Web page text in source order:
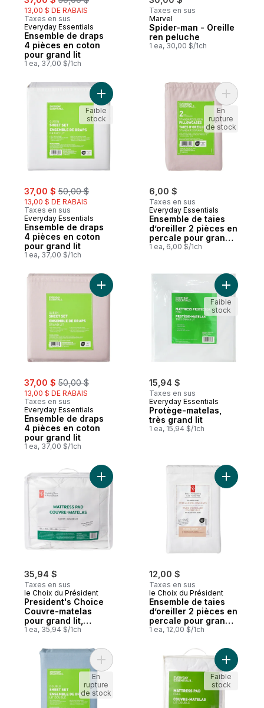
13,00 $ DE RABAIS
Taxes en sus
Everyday Essentials
Ensemble de draps
4 pièces en coton
pour grand lit
1 ea, 37,00 $/1ch
Taxes en sus
Marvel
Spider-man - Oreille
ren peluche
1 ea, 30,00 $/1ch
sale:
37,00 $ , formerly:
50,00 $
13,00 $ DE RABAIS
Taxes en sus
Everyday Essentials
Ensemble de draps
4 pièces en coton
pour grand lit
1 ea, 37,00 $/1ch
Ajouter Ensemble de draps 4 pièces en
Faible
stock
6,00 $
Taxes en sus
Everyday Essentials
Ensemble de taies
d’oreiller 2 pièces en
percale pour grand
lit
1 ea, 6,00 $/1ch
Ajouter
En
rupture
de stock
sale:
37,00 $ , formerly:
50,00 $
13,00 $ DE RABAIS
Taxes en sus
Everyday Essentials
Ensemble de draps
4 pièces en coton
pour grand lit
1 ea, 37,00 $/1ch
Ajouter Ensemble de draps 4 pièces en
15,94 $
Taxes en sus
Everyday Essentials
Protège-matelas,
très grand lit
1 ea, 15,94 $/1ch
Ajouter
Faible
stock
35,94 $
Taxes en sus
le Choix du Président
President's Choice
Couvre-matelas
pour grand lit,
housse 100 % coton,
1 ea, 35,94 $/1ch
Ajouter President's Choice Couvre-
12,00 $
Taxes en sus
le Choix du Président
Ensemble de taies
d’oreiller 2 pièces en
percale pour grand
lit
1 ea, 12,00 $/1ch
Ajouter
Ajouter Ensemble de draps 4 pièces en
En
rupture
de stock
Ajouter
Faible
stock